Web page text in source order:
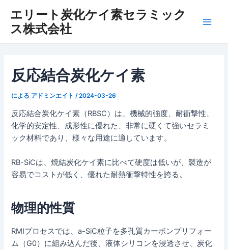
エリート炭化ケイ素セラミック
ス株式会社
ニ
ュ
反応結合炭化ケイ素
による アドミンエイト/2024-03-26
反応結合炭化ケイ素（RBSC）は、機械的強度、耐衝撃性、
化学的安定性、成形性に優れた、非常に硬くて強いセラミ
ック材料であり、様々な用途に適しています。
RB-SiCは、焼結炭化ケイ素に比べて硬度は低いが、製造が
容易でコストが低く、優れた耐熱衝撃特性を誇る。
物理的性質
RMIプロセスでは、a-SiC粒子を多孔質カーボンプリフォー
ム（G0）に組み込んだ後、液体シリコンを浸透させ、炭化